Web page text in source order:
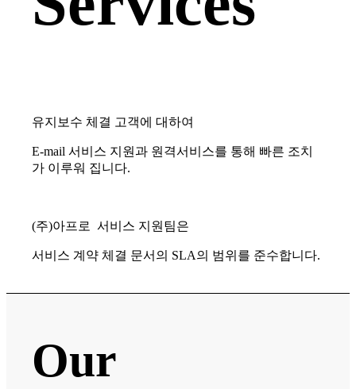
유지보수 체결 고객에 대하여
E-mail 서비스 지원과 원격서비스를 통해 빠른 조치
가 이루워 집니다.
(주)아프로 서비스 지원팀은
서비스 계약 체결 문서의 SLA의 범위를 준수합니다.
Our